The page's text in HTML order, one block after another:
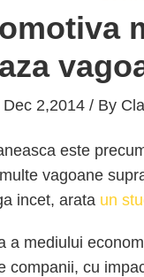
Dec 2,2014 / By
este
vagoane
incet, arata un
a mediului
companii, cu